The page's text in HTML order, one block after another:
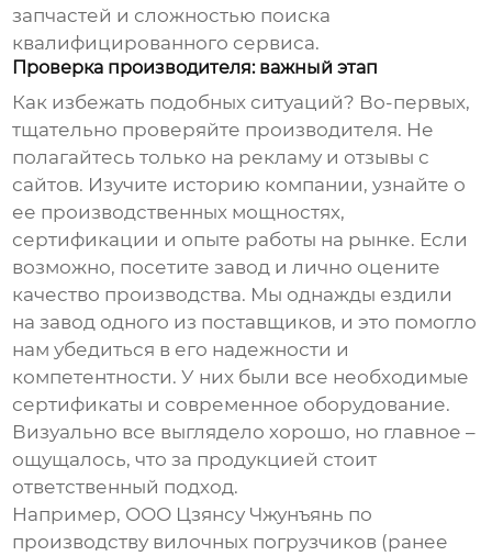
запчастей и сложностью поиска
квалифицированного сервиса.
Проверка производителя: важный этап
Как избежать подобных ситуаций? Во-первых,
тщательно проверяйте производителя. Не
полагайтесь только на рекламу и отзывы с
сайтов. Изучите историю компании, узнайте о
ее производственных мощностях,
сертификации и опыте работы на рынке. Если
возможно, посетите завод и лично оцените
качество производства. Мы однажды ездили
на завод одного из поставщиков, и это помогло
нам убедиться в его надежности и
компетентности. У них были все необходимые
сертификаты и современное оборудование.
Визуально все выглядело хорошо, но главное –
ощущалось, что за продукцией стоит
ответственный подход.
Например, ООО Цзянсу Чжунъянь по
производству вилочных погрузчиков (ранее